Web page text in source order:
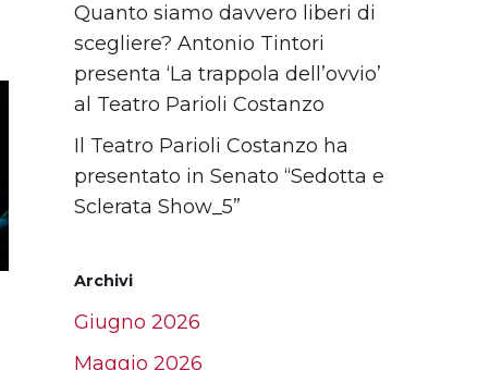
Quanto siamo davvero liberi di
scegliere? Antonio Tintori
presenta ‘La trappola dell’ovvio’
al Teatro Parioli Costanzo
Il Teatro Parioli Costanzo ha
presentato in Senato “Sedotta e
Sclerata Show_5”
Archivi
Giugno 2026
Maggio 2026